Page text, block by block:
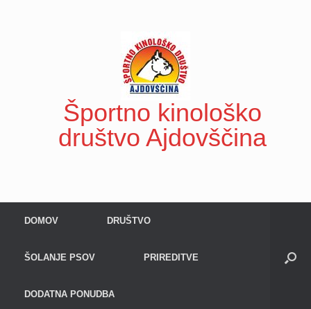
Športno kinološko
društvo Ajdovščina
DOMOV DRUŠTVO
ŠOLANJE PSOV PRIREDITVE
DODATNA PONUDBA